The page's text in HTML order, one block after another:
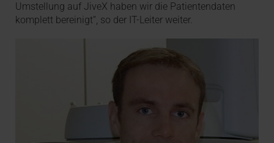
Umstellung auf JiveX haben wir die Patientendaten
komplett bereinigt“, so der IT-Leiter weiter.